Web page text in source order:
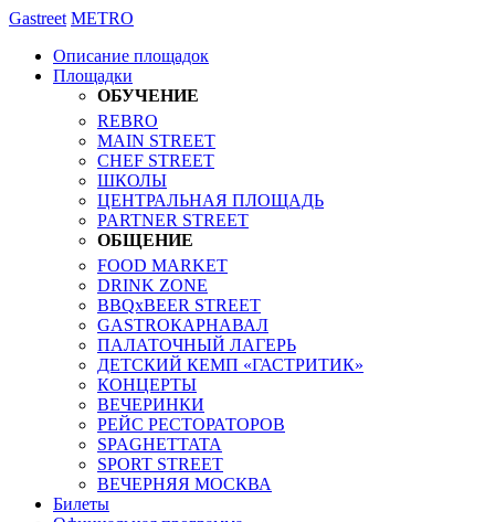
Gastreet METRO
Описание площадок
Площадки
ОБУЧЕНИЕ
REBRO
MAIN STREET
CHEF STREET
ШКОЛЫ
ЦЕНТРАЛЬНАЯ ПЛОЩАДЬ
PARTNER STREET
ОБЩЕНИЕ
FOOD MARKET
DRINK ZONE
BBQxBEER STREET
GASTROКАРНАВАЛ
ПАЛАТОЧНЫЙ ЛАГЕРЬ
ДЕТСКИЙ КЕМП «ГАСТРИТИК»
КОНЦЕРТЫ
ВЕЧЕРИНКИ
РЕЙС РЕСТОРАТОРОВ
SPAGHETTATA
SPORT STREET
ВЕЧЕРНЯЯ МОСКВА
Билеты